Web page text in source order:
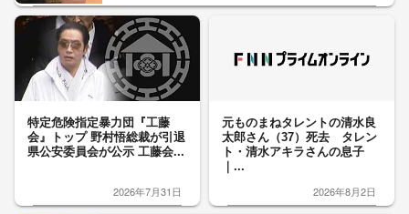
特定危険指定暴力団『工藤
会』トップ 野村悟総裁が引退
県公安委員会が公示 工藤会...
2026年7月31日
元ものまねタレントの清水良
太郎さん（37）死去 タレン
ト・清水アキラさんの息子
｜...
2026年8月2日